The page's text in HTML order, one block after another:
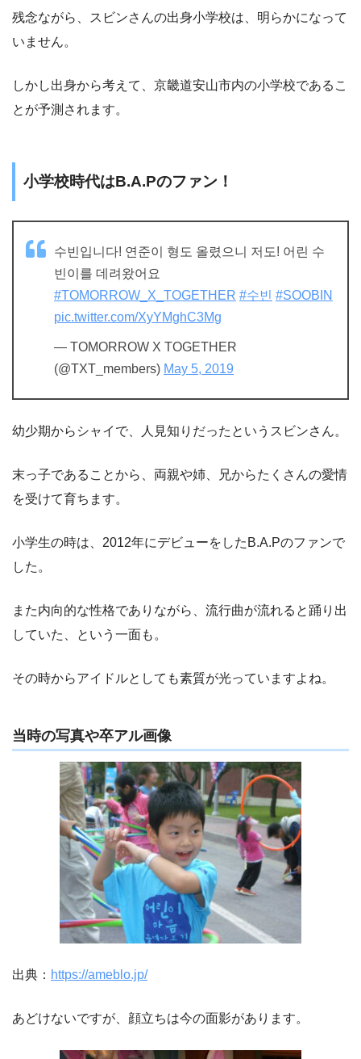
残念ながら、スビンさんの出身小学校は、明らかになって
いません。
しかし出身から考えて、京畿道安山市内の小学校であるこ
とが予測されます。
小学校時代はB.A.Pのファン！
수빈입니다! 연준이 형도 올렸으니 저도! 어린 수
빈이를 데려왔어요
#TOMORROW_X_TOGETHER #수빈 #SOOBIN
pic.twitter.com/XyYMghC3Mg
— TOMORROW X TOGETHER
(@TXT_members) May 5, 2019
幼少期からシャイで、人見知りだったというスビンさん。
末っ子であることから、両親や姉、兄からたくさんの愛情
を受けて育ちます。
小学生の時は、2012年にデビューをしたB.A.Pのファンで
した。
また内向的な性格でありながら、流行曲が流れると踊り出
していた、という一面も。
その時からアイドルとしても素質が光っていますよね。
当時の写真や卒アル画像
出典： https://ameblo.jp/
あどけないですが、顔立ちは今の面影があります。